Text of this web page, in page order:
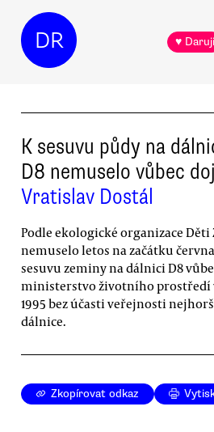
DR ♥ Daruji
K sesuvu půdy na
D8 nemuselo vůbec
Vratislav Dostál
Podle ekologické organizace Děti
nemuselo letos na začátku
sesuvu zeminy na dálnici D8
ministerstvo životního prostředí
1995 bez účasti veřejnosti
dálnice.
Zkopírovat odkaz